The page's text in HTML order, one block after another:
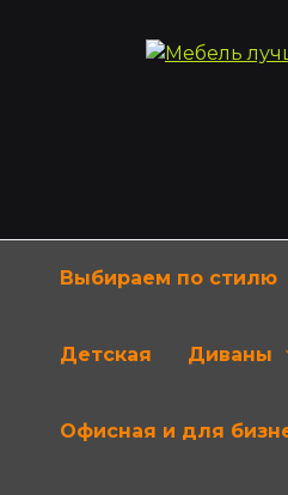
Выбираем по стилю
Детская Диваны
Офисная и для